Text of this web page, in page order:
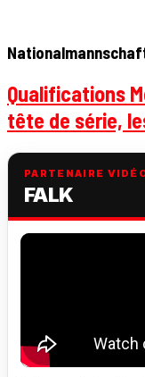
Qualifications
tête de série,
PARTENAIRE
FALK